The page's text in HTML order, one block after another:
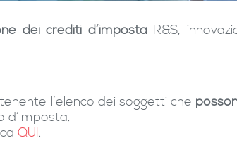
dei crediti d’impostaR&S,
l’elenco dei soggetti che
d’imposta.
QUI.